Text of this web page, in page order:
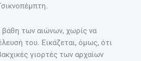
βάθη των αιώνων, χωρίς να
του. Εικάζεται, όμως, ότι
γιορτές των αρχαίων